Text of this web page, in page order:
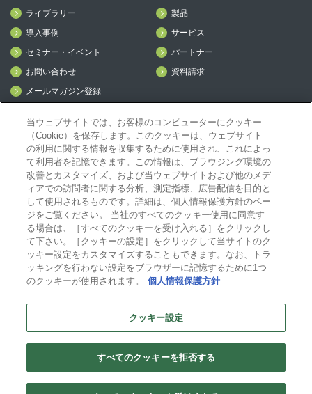
ライブラリー
製品
導入事例
サービス
セミナー・イベント
パートナー
お問い合わせ
資料請求
メールマガジン登録
mcframeナビ（ユーザ登録者）
mcframeユーザ会サイト（MCUG会員専用）
ID発行をご希望の方はこちら
パートナー専用サイト
mcframe GAパートナー専用サイト
MIJS
B-EN-Gについて
ビジネスエンジニアリング株式会社
当ウェブサイトでは、お客様のコンピューターにクッキー
（Cookie）を保存します。このクッキーは、ウェブサイト
の利用に関する情報を収集するために使用され、これによっ
て利用者を記憶できます。この情報は、ブラウジング環境の
改善とカスタマイズ、および当ウェブサイトおよび他のメデ
ィアでの訪問者に関する分析、測定指標、広告配信を目的と
して使用されるものです。詳細は、個人情報保護方針のペー
ジをご覧ください。 当社のすべてのクッキー使用に同意す
る場合は、［すべてのクッキーを受け入れる］をクリックし
て下さい。［クッキーの設定］をクリックして当サイトのク
ッキー設定をカスタマイズすることもできます。なお、トラ
ッキングを行わない設定をブラウザーに記憶するために1つ
のクッキーが使用されます。
個人情報保護方針
クッキー設定
すべてのクッキーを拒否する